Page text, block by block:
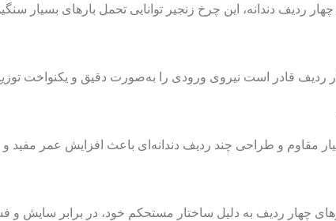
ردیف دندانه، این چرخ زنجیر توانایی تحمل بارهای بسیار
ردیف قادر است نیروی ورودی را به‌صورت دقیق و یکنواخت
مقاوم و طراحی چند ردیف دندانه‌ای باعث افزایش عمر مفید
چهار ردیف به دلیل ساختار مستحکم خود، در برابر سایش و